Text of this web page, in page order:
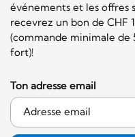
événements et les offres
recevrez un bon de CHF
(commande minimale de
fort)!
Ton adresse email